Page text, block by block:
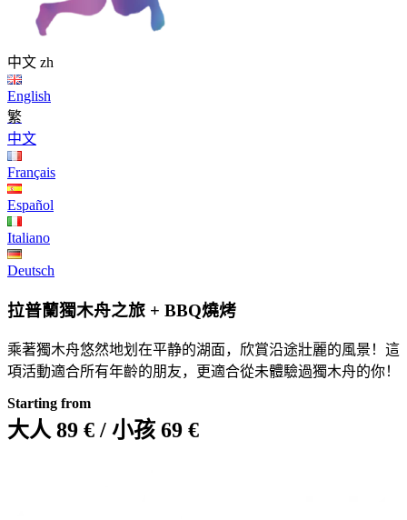
中文 zh
English
繁
中文
Français
Español
Italiano
Deutsch
拉普蘭獨木舟之旅 + BBQ燒烤
乘著獨木舟悠然地划在平静的湖面，欣賞沿途壯麗的風景！這
項活動適合所有年齡的朋友，更適合從未體驗過獨木舟的你！
Starting from
大人 89 € / 小孩 69 €